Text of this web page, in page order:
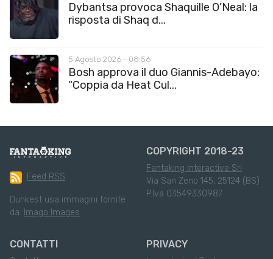
Dybantsa provoca Shaquille O’Neal: la
risposta di Shaq d...
5 Agosto 2026 - 08:56
Bosh approva il duo Giannis-Adebayo:
“Coppia da Heat Cul...
Feed RSS
Dunkest usa immagini fornite
da: Imago Images
COPYRIGHT 2018-23
Fantaking Interactive Srl
Via San Zeno 145, 25124 (BS)
P.Iva 03549330987
CONTATTI PRIVACY